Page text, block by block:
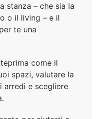
stanza – che sia la
o il living – e il
te una
come il
spazi, valutare la
arredi e scegliere